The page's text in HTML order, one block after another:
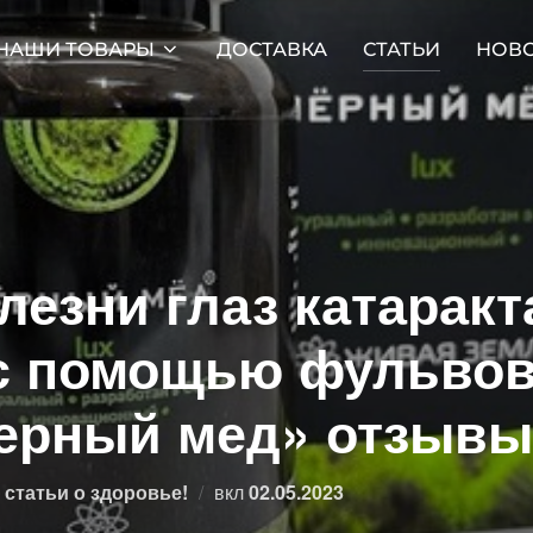
ТОВАРЫ ДОСТАВКА СТАТЬИ
глаз
помощью
мед» отзывы
о здоровье! вклОпубликовано
02.05.2023